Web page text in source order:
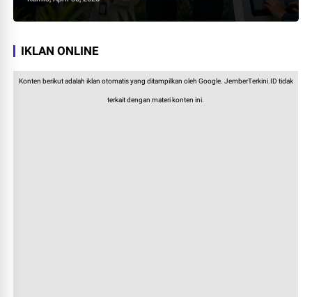
IKLAN ONLINE
Konten berikut adalah iklan otomatis yang ditampilkan oleh Google. JemberTerkini.ID tidak
terkait dengan materi konten ini.